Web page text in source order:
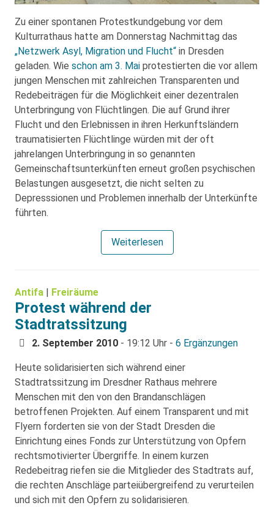
Zu einer spontanen Protestkundgebung vor dem
Kulturrathaus hatte am Donnerstag Nachmittag das
„Netzwerk Asyl, Migration und Flucht“ in Dresden
geladen. Wie schon am 3. Mai protestierten die vor allem
jungen Menschen mit zahlreichen Transparenten und
Redebeiträgen für die Möglichkeit einer dezentralen
Unterbringung von Flüchtlingen. Die auf Grund ihrer
Flucht und den Erlebnissen in ihren Herkunftsländern
traumatisierten Flüchtlinge würden mit der oft
jahrelangen Unterbringung in so genannten
Gemeinschaftsunterkünften erneut großen psychischen
Belastungen ausgesetzt, die nicht selten zu
Depresssionen und Problemen innerhalb der Unterkünfte
führten.
Weiterlesen
Antifa | Freiräume
Protest während der
Stadtratssitzung
2. September 2010 - 19:12 Uhr - 6 Ergänzungen
Heute solidarisierten sich während einer
Stadtratssitzung im Dresdner Rathaus mehrere
Menschen mit den von den Brandanschlägen
betroffenen Projekten. Auf einem Transparent und mit
Flyern forderten sie von der Stadt Dresden die
Einrichtung eines Fonds zur Unterstützung von Opfern
rechtsmotivierter Übergriffe. In einem kurzen
Redebeitrag riefen sie die Mitglieder des Stadtrats auf,
die rechten Anschläge parteiübergreifend zu verurteilen
und sich mit den Opfern zu solidarisieren.